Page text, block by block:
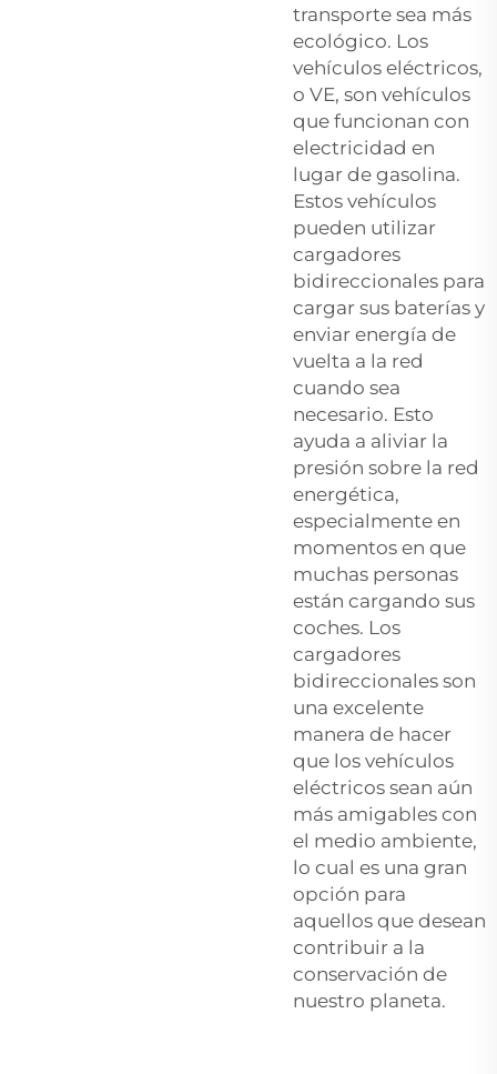
transporte sea más
ecológico. Los
vehículos eléctricos,
o VE, son vehículos
que funcionan con
electricidad en
lugar de gasolina.
Estos vehículos
pueden utilizar
cargadores
bidireccionales para
cargar sus baterías y
enviar energía de
vuelta a la red
cuando sea
necesario. Esto
ayuda a aliviar la
presión sobre la red
energética,
especialmente en
momentos en que
muchas personas
están cargando sus
coches. Los
cargadores
bidireccionales son
una excelente
manera de hacer
que los vehículos
eléctricos sean aún
más amigables con
el medio ambiente,
lo cual es una gran
opción para
aquellos que desean
contribuir a la
conservación de
nuestro planeta.